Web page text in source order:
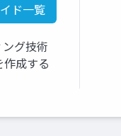
ド一覧
グ技術
成する